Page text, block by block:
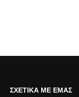
ΣΧΕΤΙΚΆ ΜΕ ΕΜΆΣ